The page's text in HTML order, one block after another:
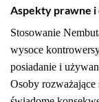
Aspekty prawne i
Stosowanie
wysoce
posiadanie i
Osoby